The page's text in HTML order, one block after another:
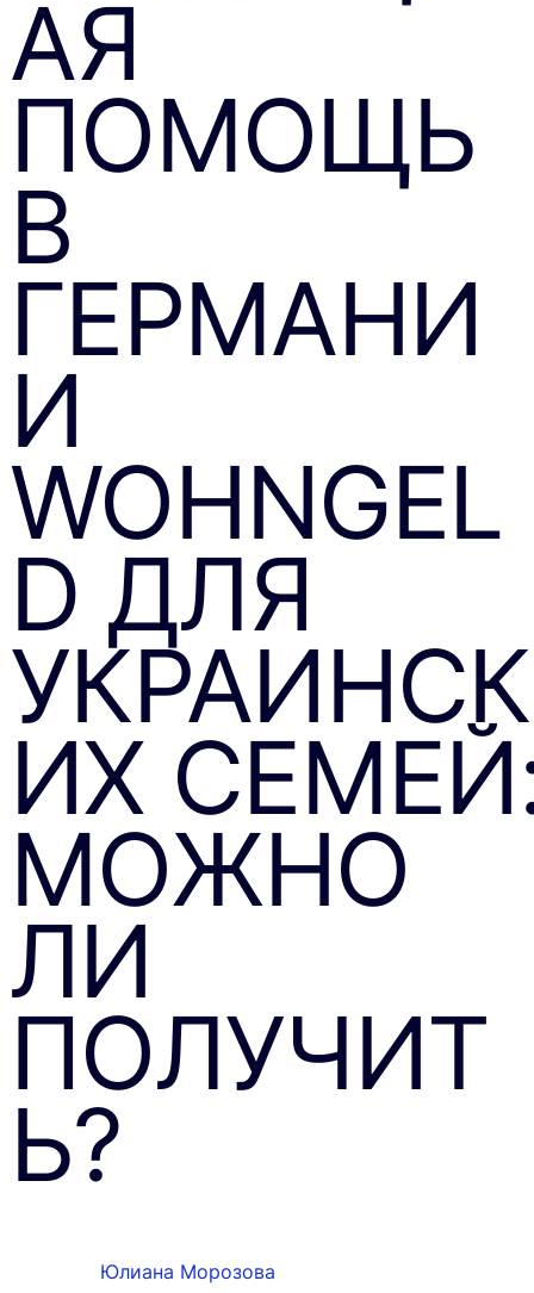
АЯ
ПОМОЩЬ
В
ГЕРМАНИ
И
WOHNGEL
D ДЛЯ
УКРАИНСК
ИХ
МОЖНО
ЛИ
ПОЛУЧИТ
Ь?
Юлиана Морозова